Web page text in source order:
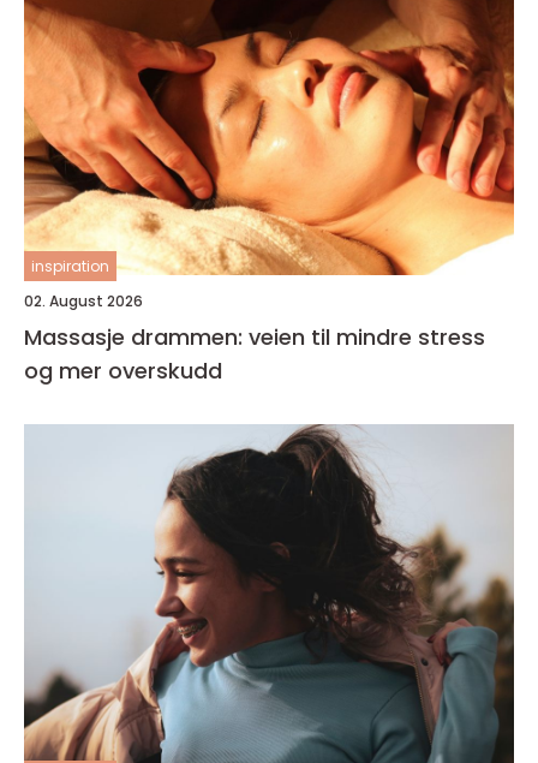
inspiration
02. August 2026
Massasje drammen: veien til mindre stress
og mer overskudd